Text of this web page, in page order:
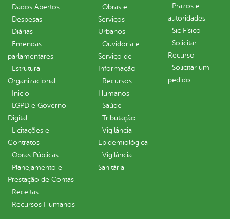
Dados Abertos
Despesas
Diárias
Emendas
parlamentares
Estrutura
Organizacional
Inicio
LGPD e Governo
Digital
Licitações e
Contratos
Obras Públicas
Planejamento e
Prestação de Contas
Receitas
Recursos Humanos
Obras e
Serviços
Urbanos
Ouvidoria e
Serviço de
Informação
Recursos
Humanos
Saúde
Tributação
Vigilância
Epidemiológica
Vigilância
Sanitária
Prazos e
autoridades
Sic Físico
Solicitar
Recurso
Solicitar um
pedido